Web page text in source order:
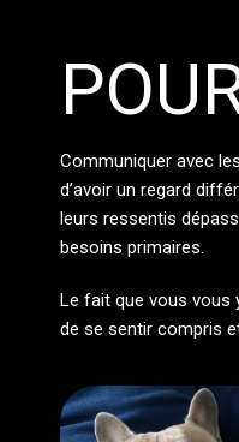
Communiquer avec
d’avoir un regard
leurs ressentis
besoins primaires.
Le fait que vous vous
de se sentir compris